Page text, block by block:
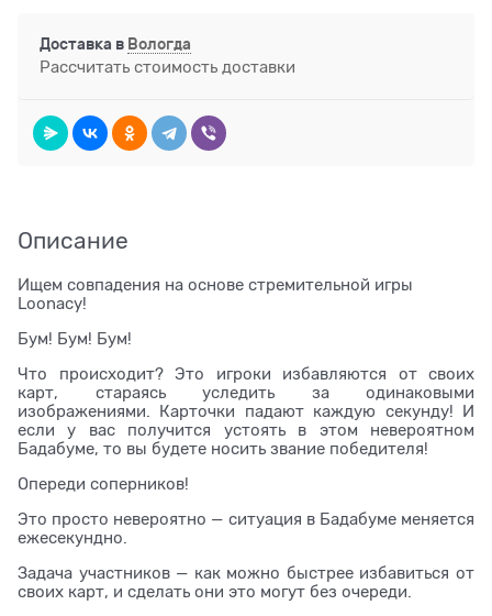
Доставка в Вологда
Рассчитать стоимость доставки
Описание
Ищем совпадения на основе стремительной игры
Loonacy!
Бум! Бум! Бум!
Что происходит? Это игроки избавляются от своих
карт, стараясь уследить за одинаковыми
изображениями. Карточки падают каждую секунду! И
если у вас получится устоять в этом невероятном
Бадабуме, то вы будете носить звание победителя!
Опереди соперников!
Это просто невероятно — ситуация в Бадабуме меняется
ежесекундно.
Задача участников — как можно быстрее избавиться от
своих карт, и сделать они это могут без очереди.